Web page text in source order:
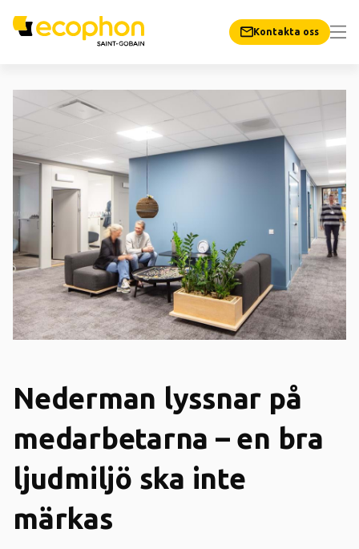
Kontakta oss
Nederman lyssnar på
medarbetarna – en bra
ljudmiljö ska inte
märkas